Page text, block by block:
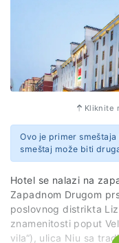
Kliknite
Ovo je primer
smeštaj može biti
Hotel se nalazi na
Zapadnom Drugom
poslovnog distrikta
znamenitosti poput
vila“), ulica Niu sa